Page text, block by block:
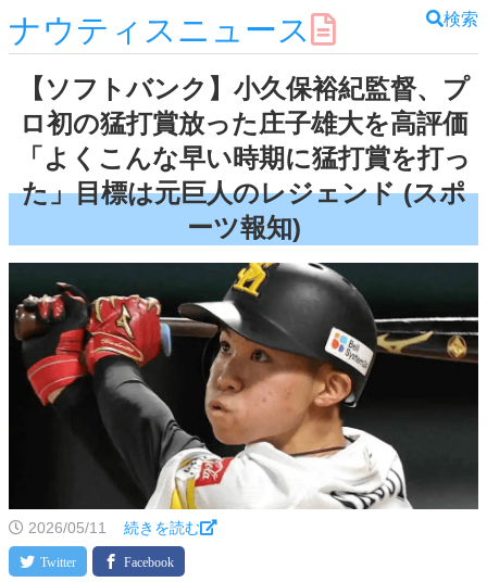
ナウティスニュース 検索
【ソフトバンク】小久保裕紀監督、プ
ロ初の猛打賞放った庄子雄大を高評価
「よくこんな早い時期に猛打賞を打っ
た」目標は元巨人のレジェンド (スポ
ーツ報知)
2026/05/11 続きを読む